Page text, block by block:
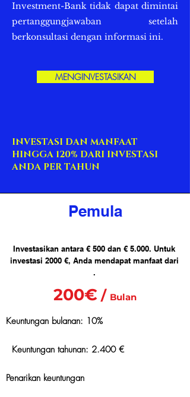
Investment-Bank tidak dapat dimintai
pertanggungjawaban setelah
berkonsultasi dengan informasi ini.
MENGINVESTASIKAN
INVESTASI DAN MANFAAT
HINGGA 120% DARI INVESTASI
ANDA PER TAHUN
Pemula
Investasikan antara € 500 dan € 5.000. Untuk
investasi 2000 €, Anda mendapat manfaat dari
.
200€ / Bulan
Keuntungan bulanan: 10%
Keuntungan tahunan: 2.400 €
Penarikan keuntungan